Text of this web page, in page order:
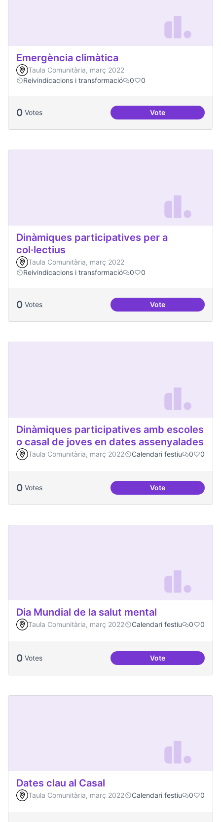
Emergència climàtica
Taula Comunitària, març 2022
Reivindicacions i transformació
0 0
0 Votes VoteEmergència
Dinàmiques participatives per a
col·lectius
Taula Comunitària, març 2022
Reivindicacions i transformació
0 0
0 Votes VoteDinàmiques
Dinàmiques participatives amb escoles
o casal de joves en dates assenyalades
Taula Comunitària, març 2022 Calendari festiu 0 0
0 Votes VoteDinàmiques
Dia Mundial de la salut mental
Taula Comunitària, març 2022 Calendari festiu 0 0
0 Votes VoteDia Mundial de la
Dates clau al Casal
Taula Comunitària, març 2022 Calendari festiu 0 0